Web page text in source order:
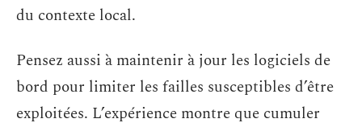
du contexte local.
Pensez aussi à maintenir à jour les logiciels de
bord pour limiter les failles susceptibles d’être
exploitées. L’expérience montre que cumuler